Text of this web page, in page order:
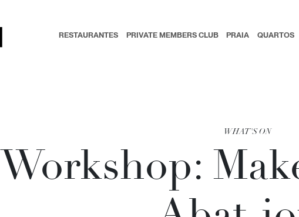
RESTAURANTES PRIVATE MEMBERS CLUB PRAIA QUARTOS
WHAT'S ON
Workshop: